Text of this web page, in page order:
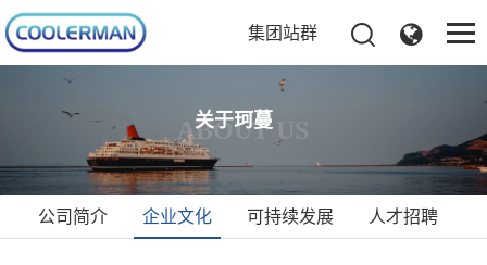
集团站群
ABOUT US
关于珂蔓
公司简介 企业文化 可持续发展 人才招聘